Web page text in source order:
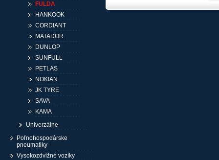
FULDA
HANKOOK
CORDIANT
MATADOR
DUNLOP
SUNFULL
PETLAS
NOKIAN
JK TYRE
SAVA
KAMA
Univerzálne
Poľnohospodárske
pneumatiky
Vysokozdvižné vozíky